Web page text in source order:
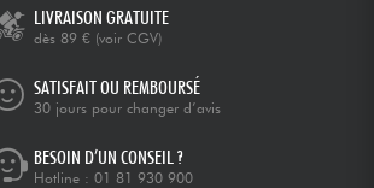
LIVRAISON GRATUITE
dès 89 € (voir CGV)
SATISFAIT OU REMBOURSÉ
30 jours pour changer d’avis
BESOIN D’UN CONSEIL ?
Hotline : 01 81 930 900